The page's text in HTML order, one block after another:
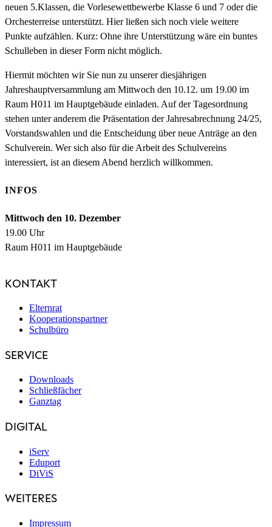
neuen 5.Klassen, die Vorlesewettbewerbe Klasse 6 und 7 oder die
Orchesterreise unterstützt. Hier ließen sich noch viele weitere
Punkte aufzählen. Kurz: Ohne ihre Unterstützung wäre ein buntes
Schulleben in dieser Form nicht möglich.
Hiermit möchten wir Sie nun zu unserer diesjährigen
Jahreshauptversammlung am Mittwoch den 10.12. um 19.00 im
Raum H011 im Hauptgebäude einladen. Auf der Tagesordnung
stehen unter anderem die Präsentation der Jahresabrechnung 24/25,
Vorstandswahlen und die Entscheidung über neue Anträge an den
Schulverein. Wer sich also für die Arbeit des Schulvereins
interessiert, ist an diesem Abend herzlich willkommen.
INFOS
Mittwoch den 10. Dezember
19.00 Uhr
Raum H011 im Hauptgebäude
KONTAKT
Elternrat
Kooperationspartner
Schulbüro
SERVICE
Downloads
Schließfächer
Ganztag
DIGITAL
iServ
Eduport
DiViS
WEITERES
Impressum